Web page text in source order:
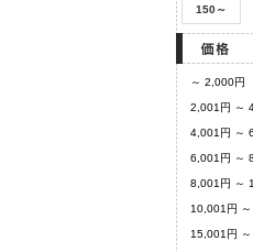
150～
～ 2,000円
2,001円 ～
4,001円 ～
6,001円 ～
8,001円 ～
10,001円
15,001円